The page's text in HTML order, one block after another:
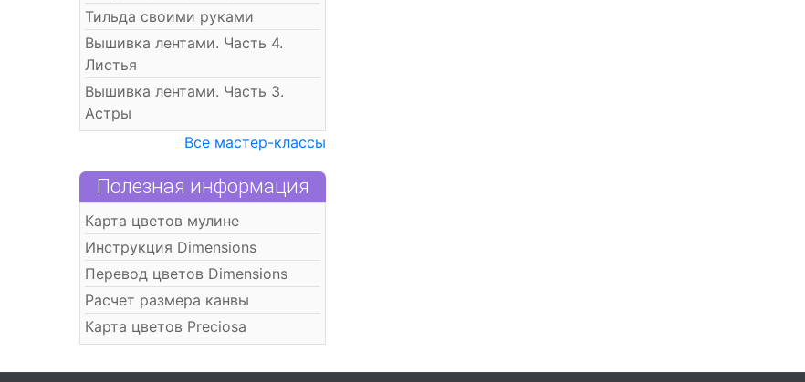
Тильда своими руками
Вышивка лентами. Часть 4.
Листья
Вышивка лентами. Часть 3.
Астры
Все мастер-классы
Полезная информация
Карта цветов мулине
Инструкция Dimensions
Перевод цветов Dimensions
Расчет размера канвы
Карта цветов Preciosa